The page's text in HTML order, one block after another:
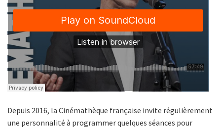
Depuis 2016, la Cinémathèque française invite régulièrement
une personnalité à programmer quelques séances pour